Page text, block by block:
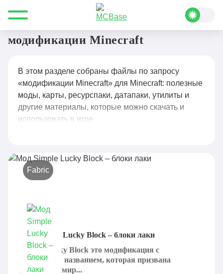
Все для Minecraft модификации Minecraft
модификации Minecraft
В этом разделе собраны файлы по запросу
«модификации Minecraft» для Minecraft: полезные
моды, карты, ресурспаки, датапаки, утилиты и
другие материалы, которые можно скачать и
использовать в игре.
Fabric
Мод Simple Lucky Block – блоки лаки
Simple Lucky Block это модификация с
говорящим названием, которая призвана
добавить в мир...